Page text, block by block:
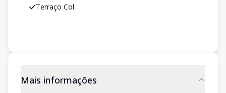
Terraço Col
Mais informações